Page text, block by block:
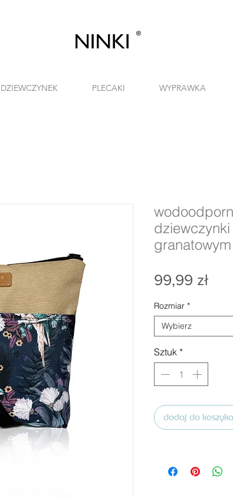
PLECAKI WYPRAWKA
99,99 zł
Rozmiar *
Wybierz
Sztuk *
dodaj do koszyka